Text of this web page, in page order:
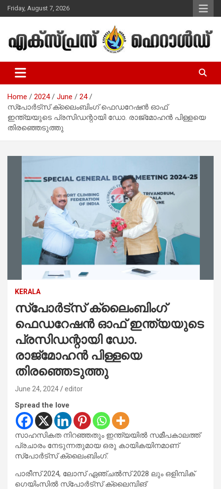
Skip
to
Friday, August 7, 2026
Express Herald – Malayalam
Christian News
Home 2024 June
24
സ്‌പോർട്‌സ് ക്ലൈംബിംഗ് ഫെഡറേഷൻ ഓഫ്
ഇന്ത്യയുടെ പ്രസിഡന്റായി ഡോ. രാജ്‌മോഹൻ പിള്ളയെ
തിരഞ്ഞെടുത്തു
KERALA
സ്‌പോർട്‌സ് ക്ലൈംബിംഗ്
ഫെഡറേഷൻ ഓഫ് ഇന്ത്യയുടെ
പ്രസിഡന്റായി ഡോ.
രാജ്‌മോഹൻ പിള്ളയെ
തിരഞ്ഞെടുത്തു
June 24, 2024 editor
Spread the love
സാഹസികത നിറഞ്ഞതും ഇന്ത്യയിൽ സമീപകാലത്ത്
പ്രചാരം നേടുന്നതുമായ ഒരു കായികയിനമാണ്
സ്‌പോർട്‌സ് ക്ലൈംബിംഗ്.
പാരീസ് 2024, ലോസ് ഏഞ്ചൽസ് 2028 ലും ഒളിമ്പിക്
ഗെയിംസിൽ സ്പോർട്സ് ക്ലൈമ്പിങ്